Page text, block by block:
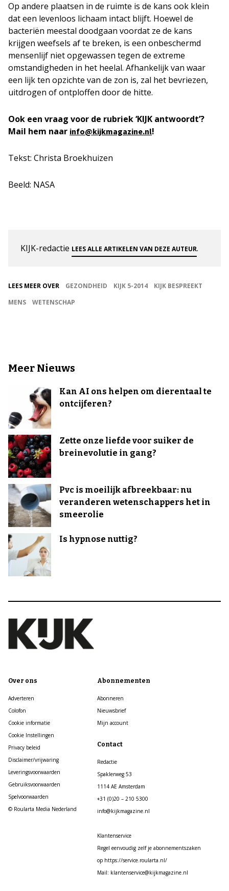
Op andere plaatsen in de ruimte is de kans ook klein
dat een levenloos lichaam intact blijft. Hoewel de
bacteriën meestal doodgaan voordat ze de kans
krijgen weefsels af te breken, is een onbeschermd
mensenlijf niet opgewassen tegen de extreme
omstandigheden in het heelal. Afhankelijk van waar
een lijk ten opzichte van de zon is, zal het bevriezen,
uitdrogen of ontploffen door de hitte.
Ook een vraag voor de rubriek ‘KIJK antwoordt’?
Mail hem naar info@kijkmagazine.nl!
Tekst: Christa Broekhuizen
Beeld: NASA
KIJK-redactie LEES ALLE ARTIKELEN VAN DEZE AUTEUR.
LEES MEER OVER GEZONDHEID KIJK 5-2014
KIJK BESPREEKT
MENS
WETENSCHAP
Meer Nieuws
Kan AI ons helpen om dierentaal te
ontcijferen?
Zette onze liefde voor suiker de
breinevolutie in gang?
Pvc is moeilijk afbreekbaar: nu
veranderen wetenschappers het in
smeerolie
Is hypnose nuttig?
Over ons
Adverteren
Colofon
Cookie informatie
Cookie Instellingen
Privacy beleid
Disclaimer/vrijwaring
Leveringsvoorwaarden
Gebruiksvoorwaarden
Spelvoorwaarden
© Roularta Media Nederland
Abonnementen
Abonneren
Nieuwsbrief
Mijn account
Contact
Redactie
Spaklerweg 53
1114 AE Amsterdam
+31 (0)20 – 210 5300
info@kijkmagazine.nl
Klantenservice
Regel eenvoudig zelf je abonnementszaken
op https://service.roularta.nl/
Mail: klantenservice@kijkmagazine.nl